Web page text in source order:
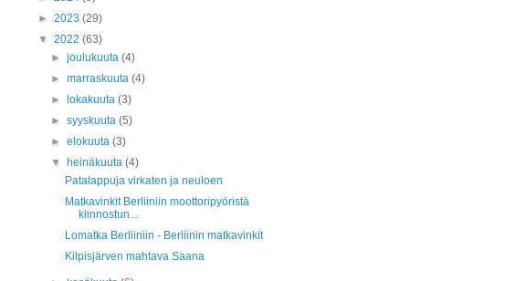
► 2023 (29)
▼ 2022 (63)
►joulukuuta(4)
►marraskuuta(4)
►
lokakuuta(3)
►syyskuuta(5)
►elokuuta(3)
▼
heinäkuuta(4)
Patalappuja virkaten ja neuloen
Matkavinkit Berliiniin moottoripyöristä
kiinnostun...
Lomatka Berliiniin - Berliinin matkavinkit
Kilpisjärven mahtava Saana